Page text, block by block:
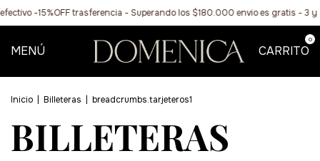
-15%OFF trasferencia - Superando los $180.000 envio es gratis - 3
MENÚ CARRITO
0
Inicio Billeteras breadcrumbs.tarjeteros1
BILLETERAS